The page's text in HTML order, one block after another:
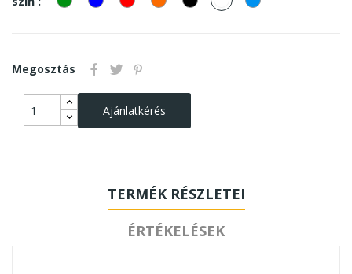
kék
Megosztás
Ajánlatkérés
TERMÉK RÉSZLETEI
ÉRTÉKELÉSEK